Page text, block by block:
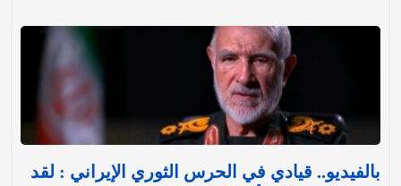
بالفيديو.. قيادي في الحرس الثوري الإيراني : لقد